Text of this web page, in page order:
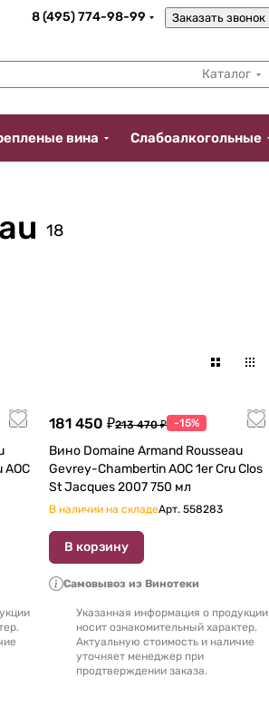
8 (495) 774-98-99 Заказать звонок
Каталог
вина Слабоалкогольные
18
181 450 ₽213 470 ₽ -15%
Вино Domaine Armand Rousseau
Gevrey-Сhambertin AOC 1er Cru Clos
St Jacques 2007 750 мл
В наличии на складеАрт. 558283
В корзину
Самовывоз из Винотеки
Указанная информация о продукции
носит ознакомительный характер.
Актуальную стоимость и наличие
уточняет менеджер при
продтверждении заказа.